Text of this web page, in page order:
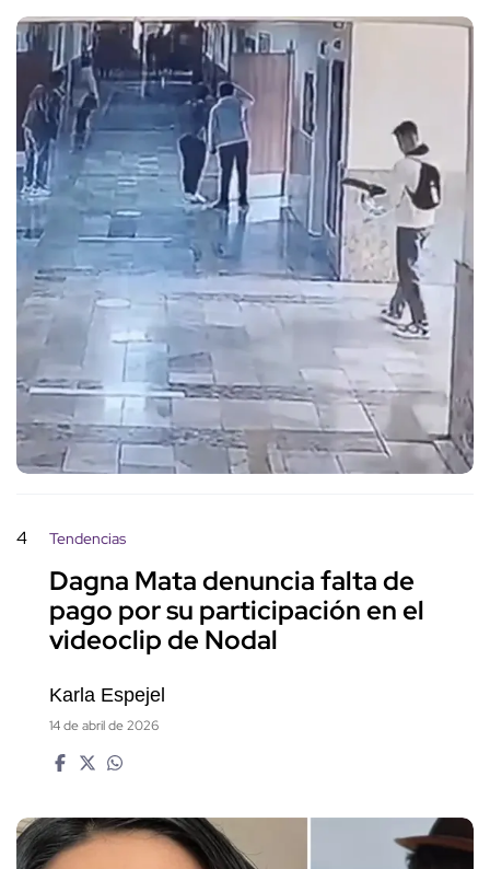
4 Tendencias
Dagna Mata denuncia falta de
pago por su participación en el
videoclip de Nodal
Karla Espejel
14 de abril de 2026